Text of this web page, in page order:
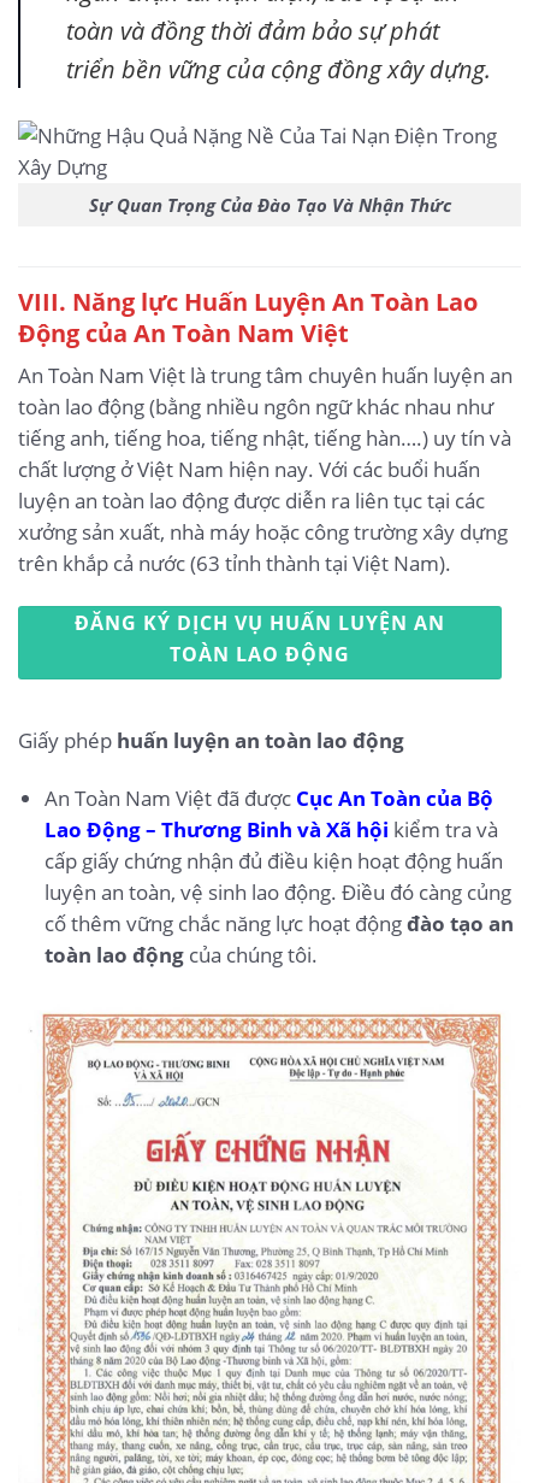
toàn và đồng thời đảm bảo sự phát
triển bền vững của cộng đồng xây dựng.
Sự Quan Trọng Của Đào Tạo Và Nhận Thức
VIII. Năng lực Huấn Luyện An Toàn Lao
Động của An Toàn Nam Việt
An Toàn Nam Việt là trung tâm chuyên huấn luyện an
toàn lao động (bằng nhiều ngôn ngữ khác nhau như
tiếng anh, tiếng hoa, tiếng nhật, tiếng hàn….) uy tín và
chất lượng ở Việt Nam hiện nay. Với các buổi huấn
luyện an toàn lao động được diễn ra liên tục tại các
xưởng sản xuất, nhà máy hoặc công trường xây dựng
trên khắp cả nước (63 tỉnh thành tại Việt Nam).
ĐĂNG KÝ DỊCH VỤ HUẤN LUYỆN AN
TOÀN LAO ĐỘNG
Giấy phép huấn luyện an toàn lao động
An Toàn Nam Việt đã được Cục An Toàn của Bộ
Lao Động – Thương Binh và Xã hội kiểm tra và
cấp giấy chứng nhận đủ điều kiện hoạt động huấn
luyện an toàn, vệ sinh lao động. Điều đó càng củng
cố thêm vững chắc năng lực hoạt độngđào tạo an
toàn lao độngcủa chúng tôi.